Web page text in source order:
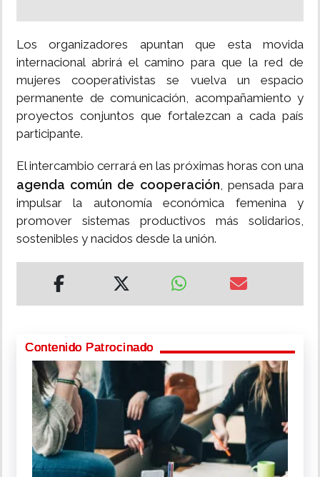
Los organizadores apuntan que esta movida
internacional abrirá el camino para que la red de
mujeres cooperativistas se vuelva un espacio
permanente de comunicación, acompañamiento y
proyectos conjuntos que fortalezcan a cada país
participante.
El intercambio cerrará en las próximas horas con una
agenda común de cooperación, pensada para
impulsar la autonomía económica femenina y
promover sistemas productivos más solidarios,
sostenibles y nacidos desde la unión.
Contenido Patrocinado